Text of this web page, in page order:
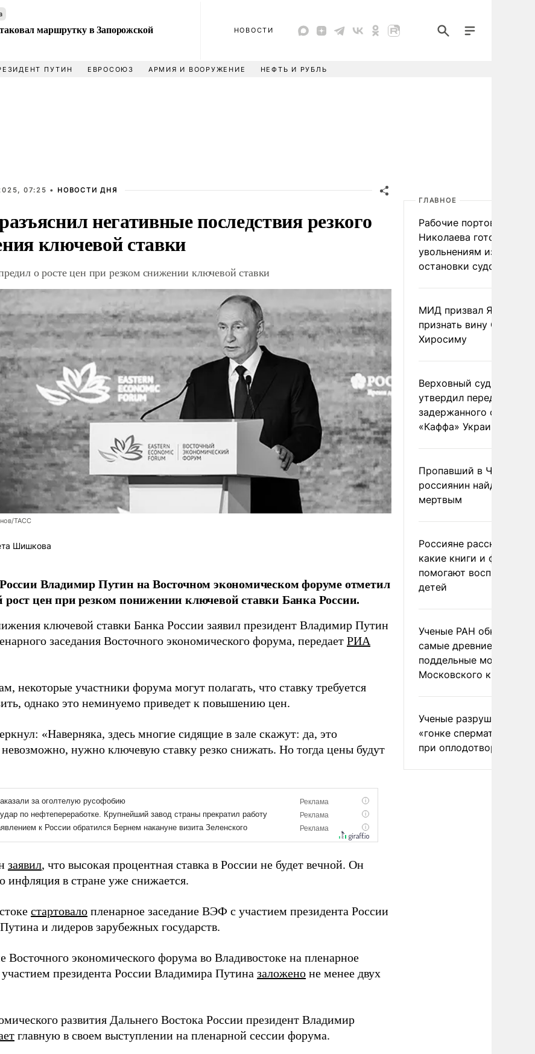
маршрутку в Запорожской
НОВОСТИ
ПУТИН ЕВРОСОЮЗ АРМИЯ И ВООРУЖЕНИЕ НЕФТЬ И РУБЛЬ
07:25 • НОВОСТИ ДНЯ
негативные последствия резкого
ключевой ставки
о росте цен при резком снижении ключевой ставки
ТАСС
Шишкова
Владимир Путин на Восточном экономическом форуме отметил
цен при резком понижении ключевой ставки Банка России.
ключевой ставки Банка России заявил президент Владимир Путин
заседания Восточного экономического форума, передает РИА
некоторые участники форума могут полагать, что ставку требуется
однако это неминуемо приведет к повышению цен.
«Наверняка, здесь многие сидящие в зале скажут: да, это
невозможно, нужно ключевую ставку резко снижать. Но тогда цены будут
заявил, что высокая процентная ставка в России не будет вечной. Он
инфляция в стране уже снижается.
стартовало пленарное заседание ВЭФ с участием президента России
и лидеров зарубежных государств.
Восточного экономического форума во Владивостоке на пленарное
участием президента России Владимира Путина заложено не менее двух
развития Дальнего Востока России президент Владимир
главную в своем выступлении на пленарной сессии форума.
ГЛАВНОЕ
Рабочие портов
Николаева готовятся к
увольнениям из-за
остановки судоходства
МИД призвал Японию
признать вину США за
Хиросиму
Верховный суд Швеции
утвердил передачу
задержанного
«Каффа» Украине
Пропавший в
россиянин найден
мертвым
Россияне рассказали,
какие книги и фильмы
помогают воспитывать
детей
Ученые РАН
самые древние
поддельные монеты
Московского
Ученые разрушили миф
«гонке
при оплодотворении